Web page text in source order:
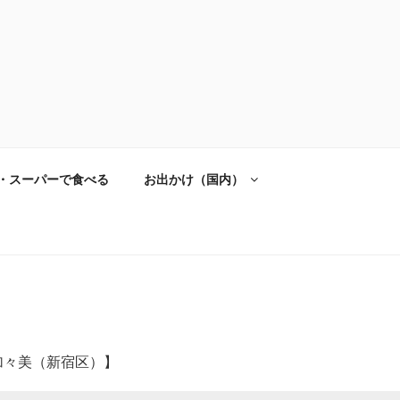
スーパーで食べる お出かけ（国内）
美（新宿区）】